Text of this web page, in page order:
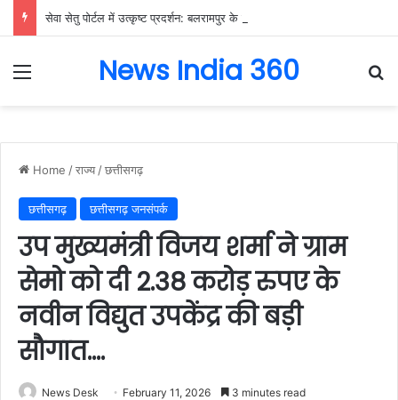
Menu News India 360
Home /राज्य /छत्तीसगढ़
छत्तीसगढ़ छत्तीसगढ़ जनसंपर्क
उप मुख्यमंत्री विजय शर्मा ने ग्राम
सेमो को दी 2.38 करोड़ रुपए के
नवीन विद्युत उपकेंद्र की बड़ी
सौगात….
News Desk February 11, 2026 3 minutes read